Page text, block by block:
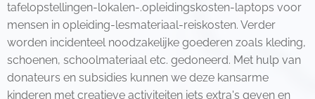
tafelopstellingen-lokalen-.opleidingskosten-laptops voor
mensen in opleiding-lesmateriaal-reiskosten. Verder
worden incidenteel noodzakelijke goederen zoals kleding,
schoenen, schoolmateriaal etc. gedoneerd. Met hulp van
donateurs en subsidies kunnen we deze kansarme
kinderen met creatieve activiteiten iets extra's geven en